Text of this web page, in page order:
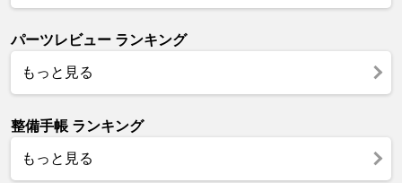
パーツレビュー ランキング
もっと見る
整備手帳 ランキング
もっと見る